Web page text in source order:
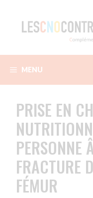
contenu
MENU
PRISE EN
PERSONNE
FRACTURE
FÉMUR